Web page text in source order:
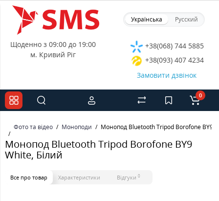
Українська Русский
Щоденно з 09:00 до 19:00
м. Кривий Ріг
+38(068) 744 5885
+38(093) 407 4234
Замовити дзвінок
0
Фото та відео Моноподи Монопод Bluetooth Tripod Borofone BY9
Монопод Bluetooth Tripod Borofone BY9
White, Білий
Все про товар Характеристики Відгуки 0